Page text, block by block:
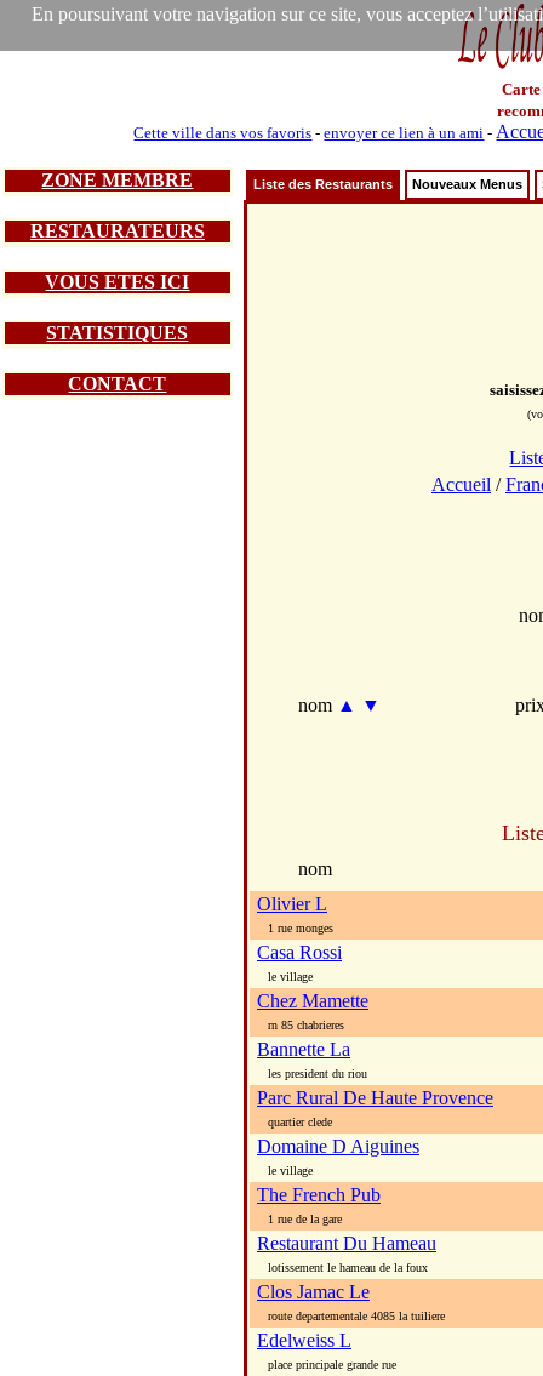
En poursuivant votre navigation sur ce site, vous acceptez
Carte
Cette ville dans vos favoris -envoyer ce lien à un ami -
ZONE MEMBRE
RESTAURATEURS
VOUS ETES ICI
STATISTIQUES
CONTACT
Liste des Restaurants Nouveaux Menus
Accueil /
nom ▲ ▼
nom
Olivier L
1 rue monges
Casa Rossi
le village
Chez Mamette
rn 85 chabrieres
Bannette La
les president du riou
Parc Rural De Haute Provence
quartier clede
Domaine D Aiguines
le village
The French Pub
1 rue de la gare
Restaurant Du Hameau
lotissement le hameau de la foux
Clos Jamac Le
route departementale 4085 la tuiliere
Edelweiss L
place principale grande rue